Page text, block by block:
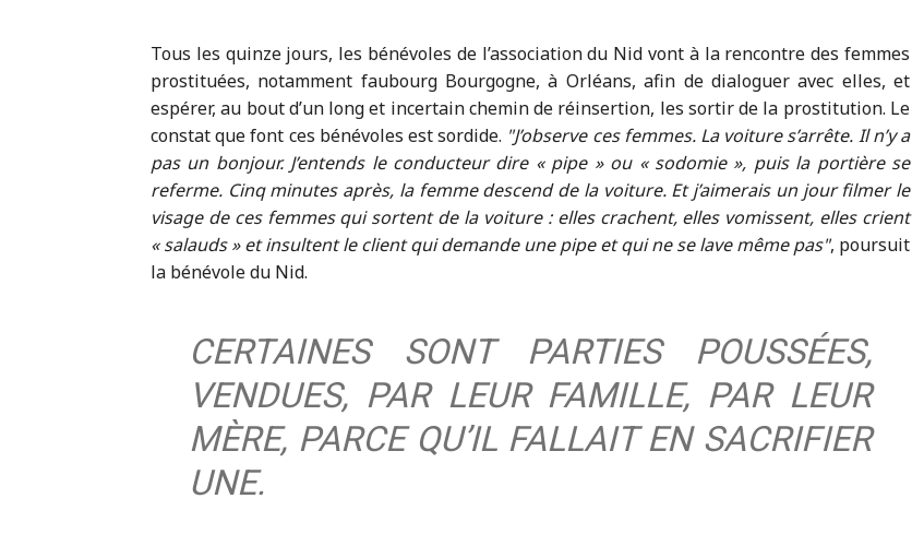
Tous les quinze jours, les bénévoles de l’association du Nid vont à la rencontre des femmes
prostituées, notamment faubourg Bourgogne, à Orléans, afin de dialoguer avec elles, et
espérer, au bout d’un long et incertain chemin de réinsertion, les sortir de la prostitution. Le
constat que font ces bénévoles est sordide. J’observe ces femmes. La voiture s’arrête. Il n’y a
pas un bonjour. J’entends le conducteur dire « pipe » ou « sodomie », puis la portière se
referme. Cinq minutes après, la femme descend de la voiture. Et j’aimerais un jour filmer le
visage de ces femmes qui sortent de la voiture : elles crachent, elles vomissent, elles crient
« salauds » et insultent le client qui demande une pipe et qui ne se lave même pas , poursuit
la bénévole du Nid.
CERTAINES SONT PARTIES POUSSÉES,
VENDUES, PAR LEUR FAMILLE, PAR LEUR
MÈRE, PARCE QU’IL FALLAIT EN SACRIFIER
UNE.